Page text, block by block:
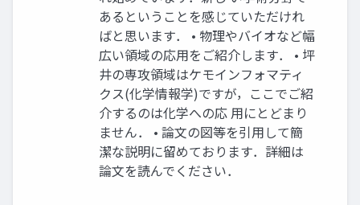
あるということを感じていただけれ
ばと思います． • 物理やバイオなど幅
広い領域の応用をご紹介します． • 坪
井の専攻領域はケモインフォマティ
クス(化学情報学)ですが，ここでご紹
介するのは化学への応 用にとどまり
ません． • 論文の図等を引用して簡
潔な説明に留めております．詳細は
論文を読んでください．